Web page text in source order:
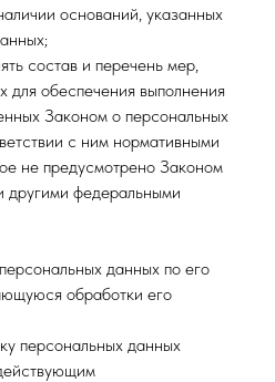
оснований, указанных
состав и перечень мер,
для обеспечения выполнения
Законом о персональных
с ним нормативными
не предусмотрено Законом
другими федеральными
данных по его
обработки его
персональных данных